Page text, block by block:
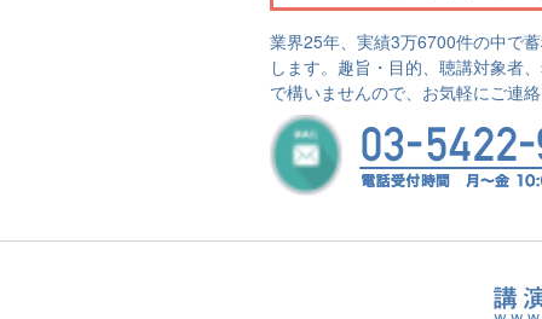
業界25年、実績3万6700件の中で
します。趣旨・目的、聴講対象者
で構いませんので、お気軽にご連